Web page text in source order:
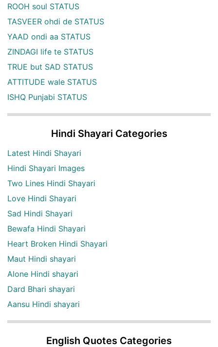
ROOH soul STATUS
TASVEER ohdi de STATUS
YAAD ondi aa STATUS
ZINDAGI life te STATUS
TRUE but SAD STATUS
ATTITUDE wale STATUS
ISHQ Punjabi STATUS
Hindi Shayari Categories
Latest Hindi Shayari
Hindi Shayari Images
Two Lines Hindi Shayari
Love Hindi Shayari
Sad Hindi Shayari
Bewafa Hindi Shayari
Heart Broken Hindi Shayari
Maut Hindi shayari
Alone Hindi shayari
Dard Bhari shayari
Aansu Hindi shayari
English Quotes Categories